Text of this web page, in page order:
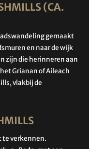
(CA.
gemaakt
en naar de wijk
zijn die herinneren aan
Grianan of Aileach
vlakbij de
te verkennen.